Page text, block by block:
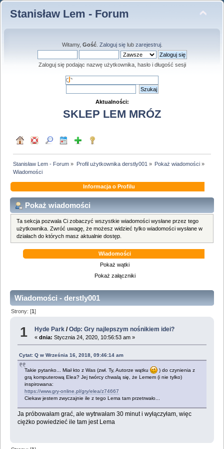
Stanisław Lem - Forum
Witamy, Gość. Zaloguj sięlub zarejestruj.
Zaloguj się podając nazwę użytkownika, hasło i długość sesji
Aktualności:
SKLEP LEM MRÓZ
Stanisław Lem - Forum » Profil użytkownika derstly001 » Pokaż wiadomości»
Wiadomości
Informacja o Profilu
Pokaż wiadomości
Ta sekcja pozwala Ci zobaczyć wszystkie wiadomości wysłane przez tego
użytkownika. Zwróć uwagę, że możesz widzieć tylko wiadomości wysłane w
działach do których masz aktualnie dostęp.
Wiadomości
Pokaż wątki
Pokaż załączniki
Wiadomości - derstly001
Strony: [1]
1 Hyde Park /Odp: Gry najlepszym nośnikiem idei?
«dnia: Stycznia 24, 2020, 10:56:53 am »
Cytat: Q w Września 16, 2018, 09:46:14 am
Takie pytanko... Miał kto z Was (zwł. Ty, Autorze wątku
) do czynienia z
grą komputerową Elea? Jej twórcy chwalą się, że Lemem (i nie tylko)
inspirowana:
https://www.gry-online.pl/gry/elea/z74667
Ciekaw jestem zwyczajnie ile z tego Lema tam przetrwało...
Ja próbowałam grać, ale wytrwałam 30 minut i wyłączyłam, więc
ciężko powiedzieć ile tam jest Lema